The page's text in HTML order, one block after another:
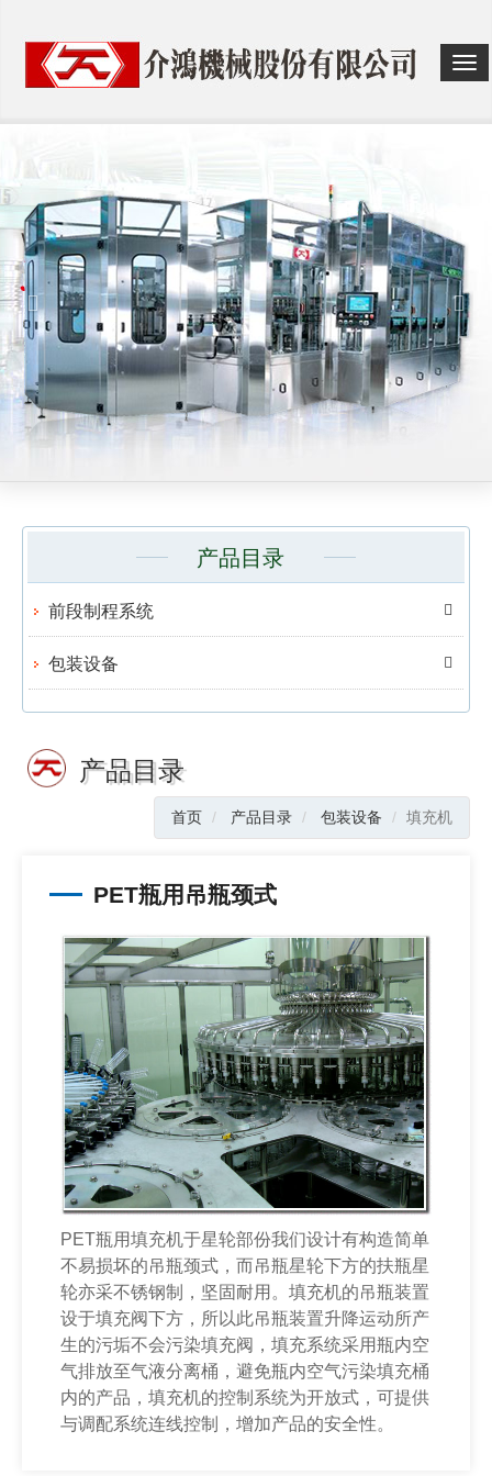
选
单
换
产品目录
前段制程系统
包装设备
产品目录
首页 产品目录 包装设备 填充机
PET瓶用吊瓶颈式
PET瓶用填充机于星轮部份我们设计有构造简单
不易损坏的吊瓶颈式，而吊瓶星轮下方的扶瓶星
轮亦采不锈钢制，坚固耐用。填充机的吊瓶装置
设于填充阀下方，所以此吊瓶装置升降运动所产
生的污垢不会污染填充阀，填充系统采用瓶内空
气排放至气液分离桶，避免瓶内空气污染填充桶
内的产品，填充机的控制系统为开放式，可提供
与调配系统连线控制，增加产品的安全性。